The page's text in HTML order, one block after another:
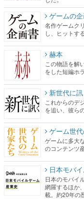
ゲームの
名作ゲームク
し、ヒットす
赫本
この物語を解
をした短編ホ
新世代に訊
これからのデ
を追い、彼ら
ゲーム世
ゲームに多大
のコンテンツ
日本モバ
日本のモバイ
網羅するほか
載。約20年の